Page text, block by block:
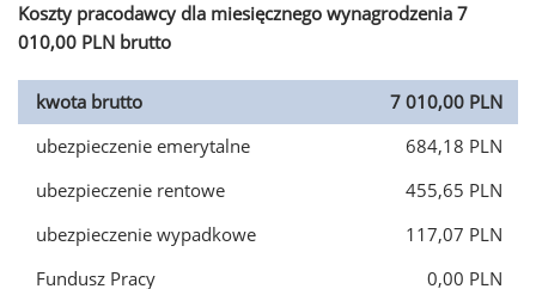
Koszty pracodawcy dla miesięcznego wynagrodzenia 7
010,00 PLN brutto
kwota brutto
7 010,00 PLN
ubezpieczenie emerytalne
684,18 PLN
ubezpieczenie rentowe
455,65 PLN
ubezpieczenie wypadkowe
117,07 PLN
Fundusz Pracy
0,00 PLN